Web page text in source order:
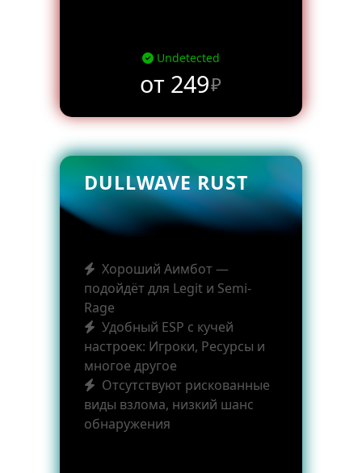
Undetected
от 249₽
DULLWAVE RUST
Хороший Аимбот —
подойдёт для Legit и Semi-
Rage
Удобный ESP с кучей
настроек: Игроки, Ресурсы и
многое другое
Отсутствуют рискованные
виды взлома, низкий шанс
обнаружения